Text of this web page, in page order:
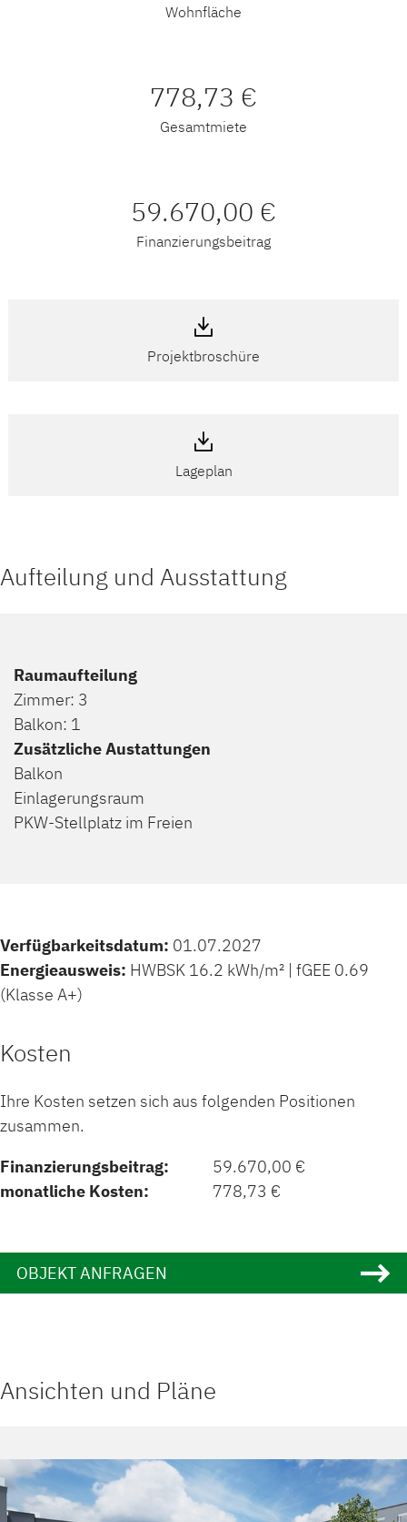
Wohnfläche
778,73 €
Gesamtmiete
59.670,00 €
Finanzierungsbeitrag
Projektbroschüre
Lageplan
Aufteilung und Ausstattung
Raumaufteilung
Zimmer: 3
Balkon: 1
Zusätzliche Austattungen
Balkon
Einlagerungsraum
PKW-Stellplatz im Freien
Verfügbarkeitsdatum: 01.07.2027
Energieausweis: HWBSK 16.2 kWh/m² | fGEE 0.69
(Klasse A+)
Kosten
Ihre Kosten setzen sich aus folgenden Positionen
zusammen.
Finanzierungsbeitrag:
59.670,00 €
monatliche Kosten:
778,73 €
OBJEKT ANFRAGEN
Ansichten und Pläne